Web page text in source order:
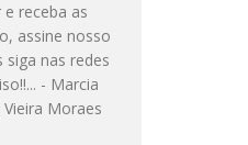
receba as
assine nosso
siga nas redes
- Marcia
Moraes